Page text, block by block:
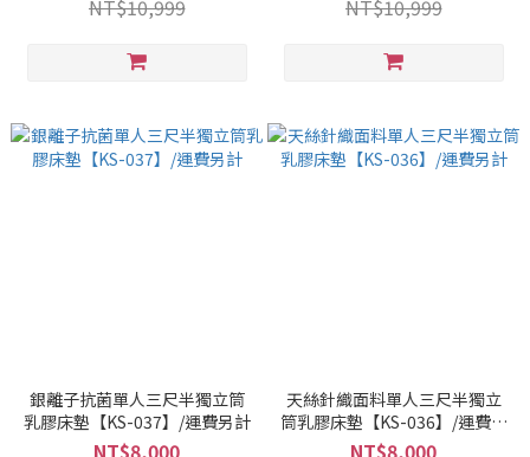
NT$10,999
NT$10,999
銀離子抗菌單人三尺半獨立筒
乳膠床墊【KS-037】/運費另計
NT$8,000
天絲針織面料單人三尺半獨立
筒乳膠床墊【KS-036】/運費另
計
NT$8,000